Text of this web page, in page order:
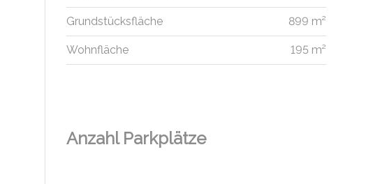
Grundstücksfläche 899 m²
Wohnfläche 195 m²
Anzahl Parkplätze